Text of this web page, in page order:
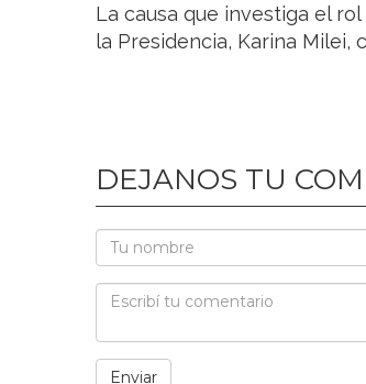
La causa que investiga el
la Presidencia, Karina Milei,
DEJANOS TU